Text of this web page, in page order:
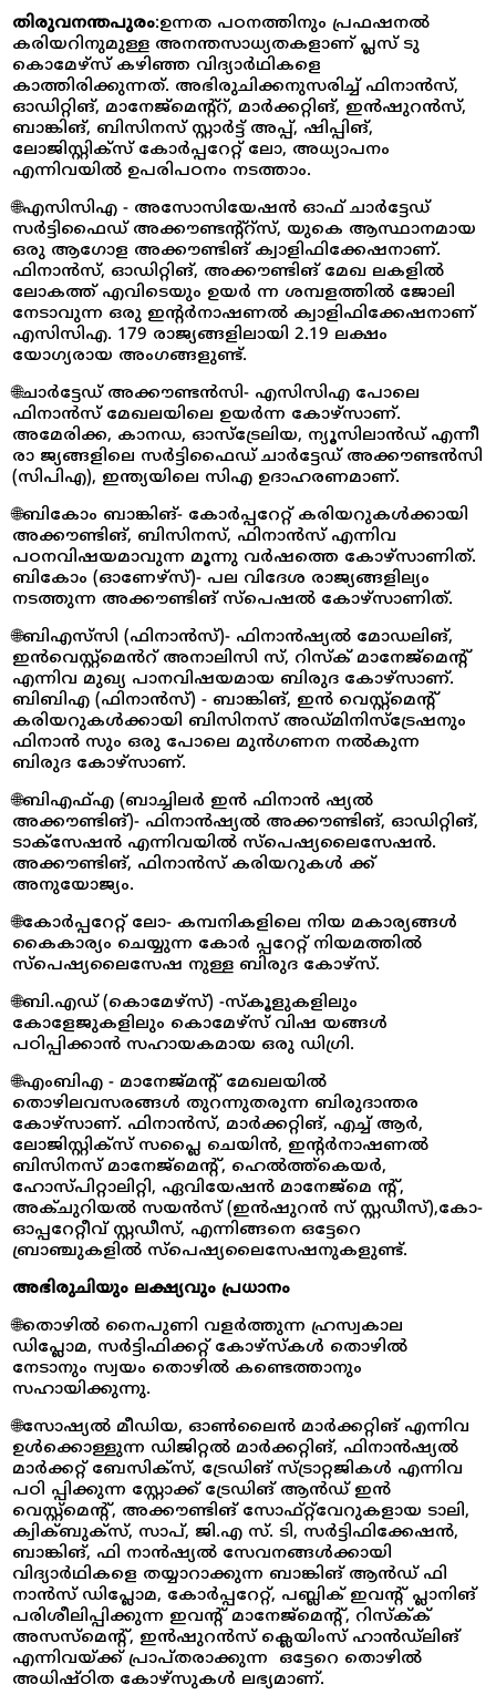
തിരുവനന്തപുരം:ഉന്നത പഠനത്തിനും പ്രഫഷനൽ
കരിയറിനുമുള്ള അനന്തസാധ്യതകളാണ് പ്ലസ് ടു
കൊമേഴ്സ് കഴിഞ്ഞ വിദ്യാർഥികളെ
കാത്തിരിക്കുന്നത്. അഭിരുചിക്കനുസരിച്ച് ഫിനാൻസ്,
ഓഡിറ്റിങ്, മാനേജ്മെന്റ്റ്, മാർക്കറ്റിങ്, ഇൻഷുറൻസ്,
ബാങ്കിങ്, ബിസിനസ് സ്റ്റാർട്ട് അപ്പ്, ഷിപ്പിങ്,
ലോജിസ്റ്റിക്സ് കോർപ്പറേറ്റ് ലോ, അധ്യാപനം
എന്നിവയിൽ ഉപരിപഠനം നടത്താം.
🌐എസിസിഎ - അസോസിയേഷൻ ഓഫ് ചാർട്ടേഡ്
സർട്ടിഫൈഡ് അക്കൗണ്ടന്റ്റ്സ്, യുകെ ആസ്ഥാനമായ
ഒരു ആഗോള അക്കൗണ്ടിങ് ക്വാളിഫിക്കേഷനാണ്.
ഫിനാൻസ്, ഓഡിറ്റിങ്, അക്കൗണ്ടിങ് മേഖ ലകളിൽ
ലോകത്ത് എവിടെയും ഉയർ ന്ന ശമ്പളത്തിൽ ജോലി
നേടാവുന്ന ഒരു ഇന്റർനാഷണൽ ക്വാളിഫിക്കേഷനാണ്
എസിസിഎ. 179 രാജ്യങ്ങളിലായി 2.19 ലക്ഷം
യോഗ്യരായ അംഗങ്ങളുണ്ട്.
🌐ചാർട്ടേഡ് അക്കൗണ്ടൻസി- എസിസിഎ പോലെ
ഫിനാൻസ് മേഖലയിലെ ഉയർന്ന കോഴ്‌സാണ്.
അമേരിക്ക, കാനഡ, ഓസ്ട്രേലിയ, ന്യൂസിലാൻഡ് എന്നീ
രാ ജ്യങ്ങളിലെ സർട്ടിഫൈഡ് ചാർട്ടേഡ് അക്കൗണ്ടൻസി
(സിപിഎ), ഇന്ത്യയിലെ സിഎ ഉദാഹരണമാണ്.
🌐ബികോം ബാങ്കിങ്- കോർപ്പറേറ്റ് കരിയറുകൾക്കായി
അക്കൗണ്ടിങ്, ബിസിനസ്, ഫിനാൻസ് എന്നിവ
പഠനവിഷയമാവുന്ന മൂന്നു വർഷത്തെ കോഴ്സാണിത്.
ബികോം (ഓണേഴ്‌സ്)- പല വിദേശ രാജ്യങ്ങളില്യം
നടത്തുന്ന അക്കൗണ്ടിങ് സ്പെഷൽ കോഴ്സാണിത്.
🌐ബിഎസ്‌സി (ഫിനാൻസ്)- ഫിനാൻഷ്യൽ മോഡലിങ്,
ഇൻവെസ്റ്റ്മെൻറ് അനാലിസി സ്, റിസ്‌ക് മാനേജ്‌മെൻ്റ്
എന്നിവ മുഖ്യ പാനവിഷയമായ ബിരുദ കോഴ്‌സാണ്.
ബിബിഎ (ഫിനാൻസ്) - ബാങ്കിങ്, ഇൻ വെസ്റ്റ്മെന്റ്
കരിയറുകൾക്കായി ബിസിനസ് അഡ്‌മിനിസ്ട്രേഷനും
ഫിനാൻ സും ഒരു പോലെ മുൻഗണന നൽകുന്ന
ബിരുദ കോഴ്സ‌ാണ്.
🌐ബിഎഫ്എ (ബാച്ചിലർ ഇൻ ഫിനാൻ ഷ്യൽ
അക്കൗണ്ടിങ്)- ഫിനാൻഷ്യൽ അക്കൗണ്ടിങ്, ഓഡിറ്റിങ്,
ടാക്സേഷൻ എന്നിവയിൽ സ്പെഷ്യലൈസേഷൻ.
അക്കൗണ്ടിങ്, ഫിനാൻസ് കരിയറുകൾ ക്ക്
അനുയോജ്യം.
🌐കോർപ്പറേറ്റ് ലോ- കമ്പനികളിലെ നിയ മകാര്യങ്ങൾ
കൈകാര്യം ചെയ്യുന്ന കോർ പ്പറേറ്റ് നിയമത്തിൽ
സ്പെഷ്യലൈസേഷ നുള്ള ബിരുദ കോഴ്സ്.
🌐ബി.എഡ് (കൊമേഴ്‌സ്) -സ്കൂളുകളിലും
കോളേജുകളിലും കൊമേഴ്‌സ് വിഷ യങ്ങൾ
പഠിപ്പിക്കാൻ സഹായകമായ ഒരു ഡിഗ്രി.
🌐എംബിഎ - മാനേജ്‌മന്റ് മേഖലയിൽ
തൊഴിലവസരങ്ങൾ തുറന്നുതരുന്ന ബിരുദാന്തര
കോഴ്‌സാണ്. ഫിനാൻസ്, മാർക്കറ്റിങ്, എച്ച് ആർ,
ലോജിസ്റ്റിക്‌സ് സപ്ലൈ ചെയിൻ, ഇൻ്റർനാഷണൽ
ബിസിനസ് മാനേജ്മെന്റ്, ഹെൽത്ത്‌കെയർ,
ഹോസ്പിറ്റാലിറ്റി, ഏവിയേഷൻ മാനേജ്മെ ന്റ്,
അക്ചുറിയൽ സയൻസ് (ഇൻഷുറൻ സ് സ്റ്റഡീസ്),കോ-
ഓപ്പറേറ്റീവ് സ്റ്റഡീസ്, എന്നിങ്ങനെ ഒട്ടേറെ
ബ്രാഞ്ചുകളിൽ സ്പെഷ്യലൈസേഷനുകളുണ്ട്.
അഭിരുചിയും ലക്ഷ്യവും പ്രധാനം
🌐തൊഴിൽ നൈപുണി വളർത്തുന്ന ഹ്രസ്വകാല
ഡിപ്ലോമ, സർട്ടിഫിക്കറ്റ് കോഴ്സ്‌കൾ തൊഴിൽ
നേടാനും സ്വയം തൊഴിൽ കണ്ടെത്താനും
സഹായിക്കുന്നു.
🌐സോഷ്യൽ മീഡിയ, ഓൺലൈൻ മാർക്കറ്റിങ് എന്നിവ
ഉൾക്കൊള്ളുന്ന ഡിജിറ്റൽ മാർക്കറ്റിങ്, ഫിനാൻഷ്യൽ
മാർക്കറ്റ് ബേസിക്‌സ്, ട്രേഡിങ് സ്ട്രാറ്റജികൾ എന്നിവ
പഠി പ്പിക്കുന്ന സ്റ്റോക്ക് ട്രേഡിങ് ആൻഡ് ഇൻ
വെസ്റ്റ്മെൻ്റ്, അക്കൗണ്ടിങ് സോഫ്റ്റ്‌വേറുകളായ ടാലി,
ക്വിക്ബുക്‌സ്, സാപ്, ജി.എ സ്. ടി, സർട്ടിഫിക്കേഷൻ,
ബാങ്കിങ്, ഫി നാൻഷ്യൽ സേവനങ്ങൾക്കായി
വിദ്യാർഥികളെ തയ്യാറാക്കുന്ന ബാങ്കിങ് ആൻഡ് ഫി
നാൻസ് ഡിപ്ലോമ, കോർപ്പറേറ്റ്, പബ്ലിക് ഇവൻ്റ് പ്ലാനിങ്
പരിശീലിപ്പിക്കുന്ന ഇവന്റ് മാനേജ്‌മെന്റ്, റിസ്ക്‌ക്
അസസ്മെന്റ്, ഇൻഷുറൻസ് ക്ലെയിംസ് ഹാൻഡ്‌ലിങ്
എന്നിവയ്ക്ക് പ്രാപ്തരാക്കുന്ന ഒട്ടേറെ തൊഴിൽ
അധിഷ്ഠിത കോഴ്‌സുകൾ ലഭ്യമാണ്.